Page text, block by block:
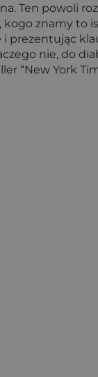
Ten powoli
kogo znamy to
i prezentując
nie, do
“New York